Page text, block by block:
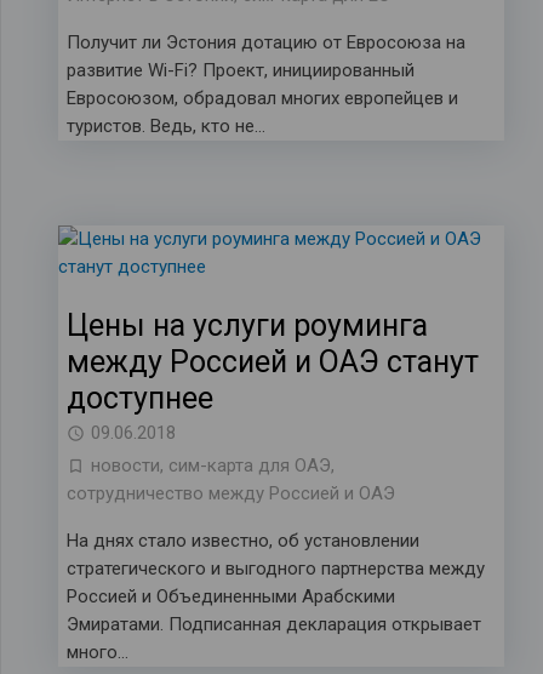
Получит ли Эстония дотацию от Евросоюза на
развитие Wi-Fi? Проект, инициированный
Евросоюзом, обрадовал многих европейцев и
туристов. Ведь, кто не…
Цены на услуги роуминга
между Россией и ОАЭ станут
доступнее
09.06.2018
новости, сим-карта для ОАЭ,
сотрудничество между Россией и ОАЭ
На днях стало известно, об установлении
стратегического и выгодного партнерства между
Россией и Объединенными Арабскими
Эмиратами. Подписанная декларация открывает
много…